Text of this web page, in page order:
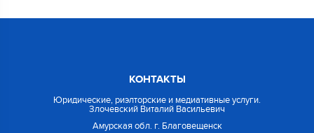
КОНТАКТЫ
Юридические, риэлторские и медиативные услуги.
Злочевский Виталий Васильевич
Амурская обл. г. Благовещенск